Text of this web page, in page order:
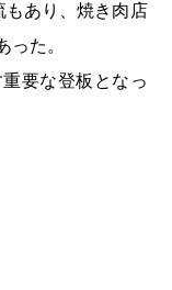
もあり、焼き肉店
った。
要な登板となっ